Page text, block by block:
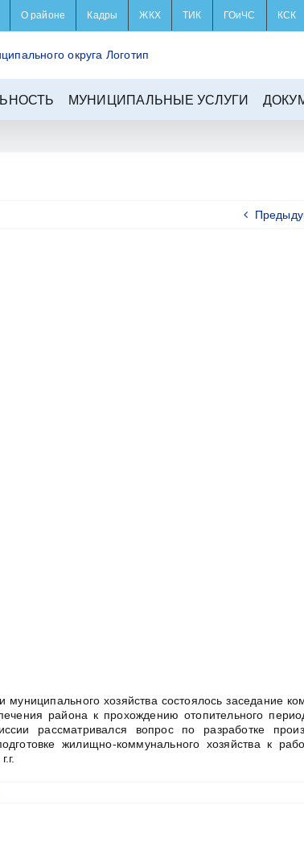
О районе Кадры ЖКХ ТИК ГОиЧС КСК
МУНИЦИПАЛЬНЫЕ УСЛУГИ
муниципального хозяйства состоялось заседание
района к прохождению отопительного
рассматривался вопрос по разработке
жилищно-коммунального хозяйства к